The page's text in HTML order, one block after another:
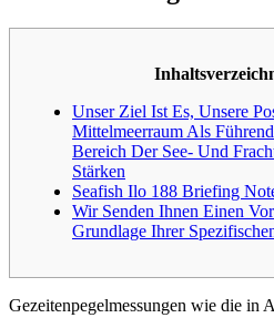
Unser Ziel Ist Es, Unsere
Mittelmeerraum Als
Bereich Der See- Und
Stärken
Seafish Ilo 188 Briefing
Wir Senden Ihnen Einen
Grundlage Ihrer
Gezeitenpegelmessungen wie die in